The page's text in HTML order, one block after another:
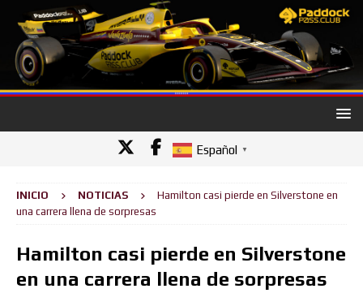
Español ▼
INICIO NOTICIAS
Hamilton casi pierde en Silverstone en
una carrera llena de sorpresas
Hamilton casi pierde en Silverstone
en una carrera llena de sorpresas